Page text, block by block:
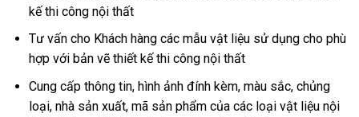
kế thi công nội thất
Tư vấn cho Khách hàng các mẫu vật liệu sử dụng cho phù
hợp với bản vẽ thiết kế thi công nội thất
Cung cấp thông tin, hình ảnh đính kèm, màu sắc, chủng
loại, nhà sản xuất, mã sản phẩm của các loại vật liệu nội